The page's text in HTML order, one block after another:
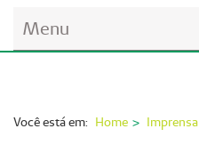
Menu
Você está em: Home Imprensa